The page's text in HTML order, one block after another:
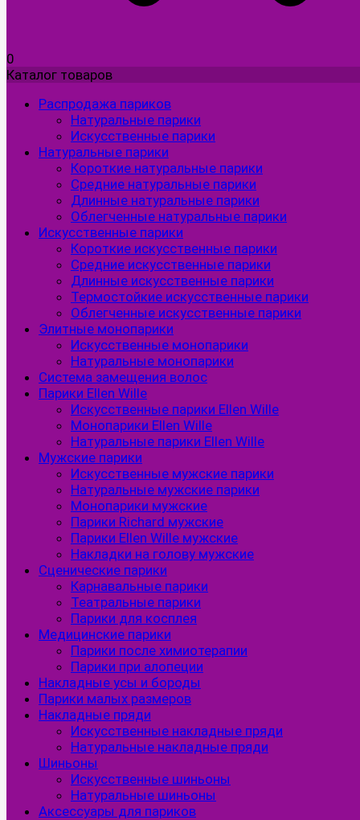
0
Каталог товаров
Распродажа париков
Натуральные парики
Искусственные парики
Натуральные парики
Короткие натуральные парики
Средние натуральные парики
Длинные натуральные парики
Облегченные натуральные парики
Искусственные парики
Короткие искусственные парики
Средние искусственные парики
Длинные искусственные парики
Термостойкие искусственные парики
Облегченные искусственные парики
Элитные монопарики
Искусственные монопарики
Натуральные монопарики
Система замещения волос
Парики Ellen Wille
Искусственные парики Ellen Wille
Монопарики Ellen Wille
Натуральные парики Ellen Wille
Мужские парики
Искусственные мужские парики
Натуральные мужские парики
Монопарики мужские
Парики Richard мужские
Парики Ellen Wille мужские
Накладки на голову мужские
Сценические парики
Карнавальные парики
Театральные парики
Парики для косплея
Медицинские парики
Парики после химиотерапии
Парики при алопеции
Накладные усы и бороды
Парики малых размеров
Накладные пряди
Искусственные накладные пряди
Натуральные накладные пряди
Шиньоны
Искусственные шиньоны
Натуральные шиньоны
Аксессуары для париков